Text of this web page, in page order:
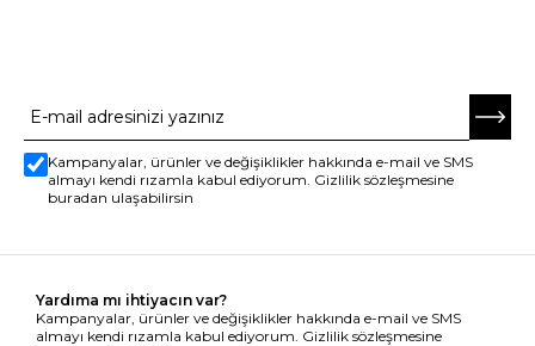
Kampanyalar, ürünler ve değişiklikler hakkında e-mail ve SMS
almayı kendi rızamla kabul ediyorum. Gizlilik sözleşmesine
buradan ulaşabilirsin
Yardıma mı ihtiyacın var?
Kampanyalar, ürünler ve değişiklikler hakkında e-mail ve SMS
almayı kendi rızamla kabul ediyorum. Gizlilik sözleşmesine